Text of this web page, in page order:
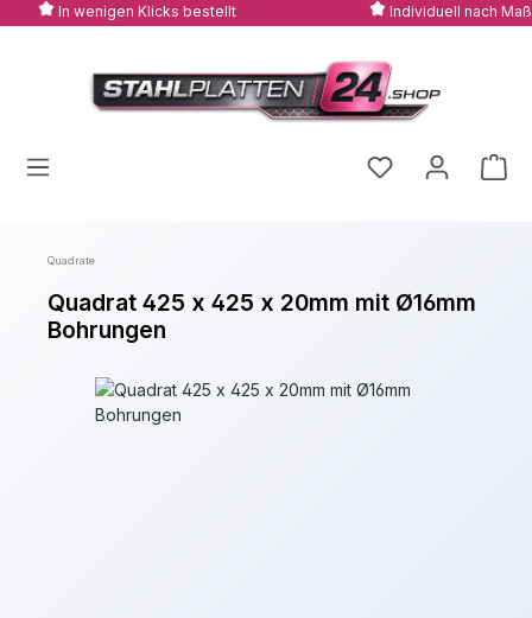
Zum Hauptinhalt springen
In wenigen Klicks bestellt Individuell nach Maß
Quadrate
Quadrat 425 x 425 x 20mm mit Ø16mm
Bohrungen
Bildergalerie überspringen